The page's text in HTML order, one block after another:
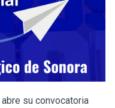
su convocatoria